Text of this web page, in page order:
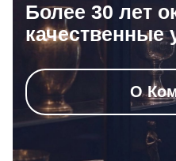
Более 30 лет
качественные
О